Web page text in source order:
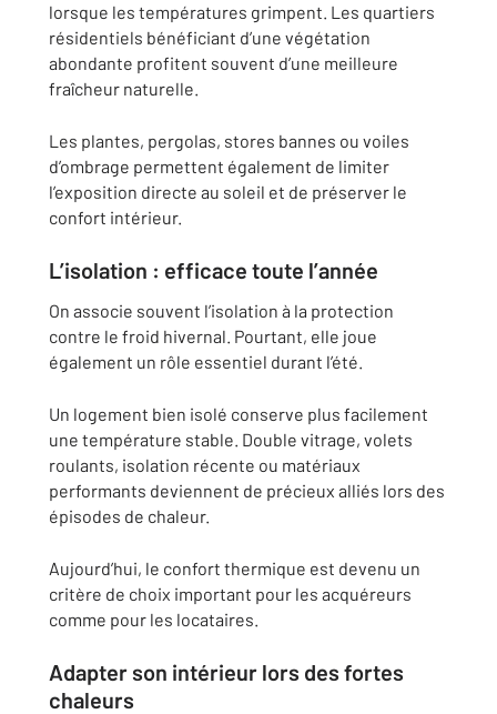
lorsque les températures grimpent. Les quartiers
résidentiels bénéficiant d’une végétation
abondante profitent souvent d’une meilleure
fraîcheur naturelle.
Les plantes, pergolas, stores bannes ou voiles
d’ombrage permettent également de limiter
l’exposition directe au soleil et de préserver le
confort intérieur.
L’isolation : efficace toute l’année
On associe souvent l’isolation à la protection
contre le froid hivernal. Pourtant, elle joue
également un rôle essentiel durant l’été.
Un logement bien isolé conserve plus facilement
une température stable. Double vitrage, volets
roulants, isolation récente ou matériaux
performants deviennent de précieux alliés lors des
épisodes de chaleur.
Aujourd’hui, le confort thermique est devenu un
critère de choix important pour les acquéreurs
comme pour les locataires.
Adapter son intérieur lors des fortes
chaleurs